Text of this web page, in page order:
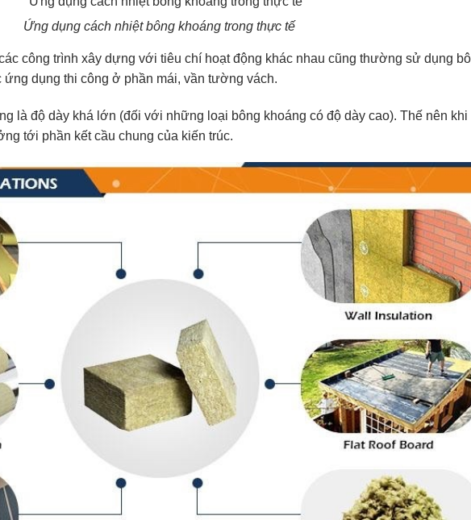
Ứng dụng cách nhiệt bông khoáng trong thực tế
công trình xây dựng với tiêu chí hoạt động khác nhau cũng thường sử dụng
dụng thi công ở phần mái, vần tường vách.
là độ dày khá lớn (đối với những loại bông khoáng có độ dày cao). Thế nên
tới phần kết cầu chung của kiến trúc.